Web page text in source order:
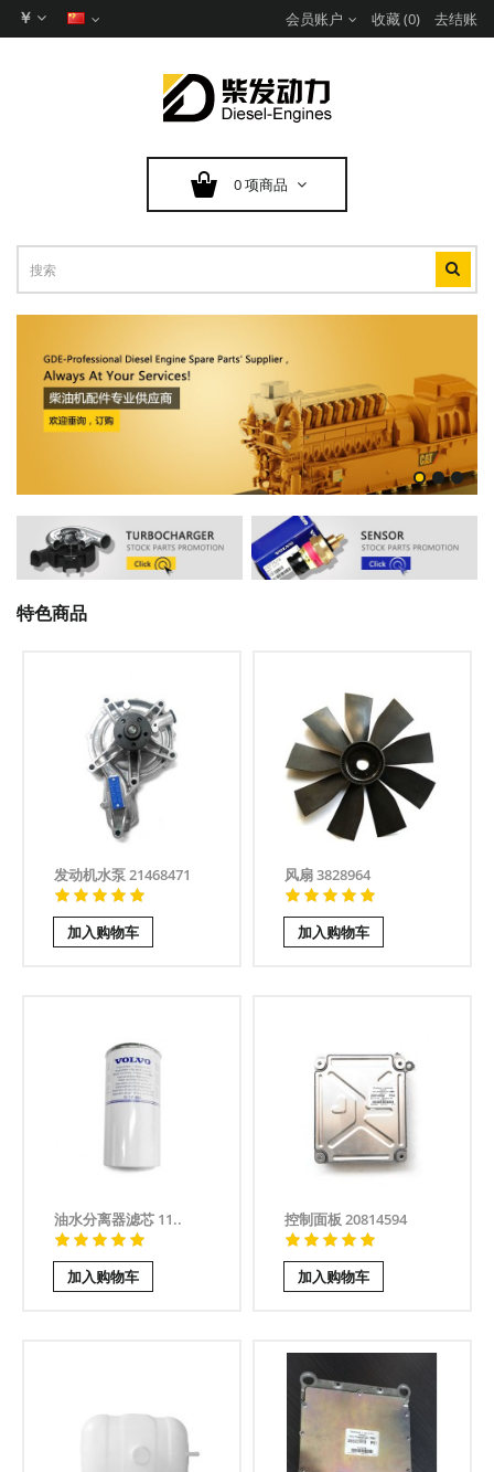
￥ 会员账户 收藏 (0) 去结账
0 项商品
特色商品
发动机水泵 21468471
加入购物车
风扇 3828964
加入购物车
油水分离器滤芯 11..
加入购物车
控制面板 20814594
加入购物车